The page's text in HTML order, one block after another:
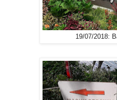
19/07/2018: